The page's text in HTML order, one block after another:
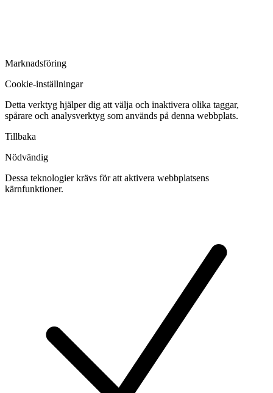
Marknadsföring
Cookie-inställningar
Detta verktyg hjälper dig att välja och inaktivera olika taggar,
spårare och analysverktyg som används på denna webbplats.
Tillbaka
Nödvändig
Dessa teknologier krävs för att aktivera webbplatsens
kärnfunktioner.